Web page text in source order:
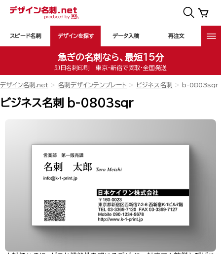
スピード名刺 デザインを探す データ入稿 再注文
急ぎの名刺なら、最短15分
即日名刺印刷｜東京・新宿で受取・全国発送
デザイン名刺.net 名刺デザインテンプレート ビジネス名刺 b-0803sqr
ビジネス名刺 b-0803sqr